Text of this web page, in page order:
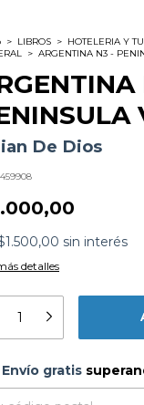
> LIBROS > HOTELERIA Y
> ARGENTINA N3 -
De Dios
459908
sin interés
detalles
gratis
para el CP:
Envío gratis